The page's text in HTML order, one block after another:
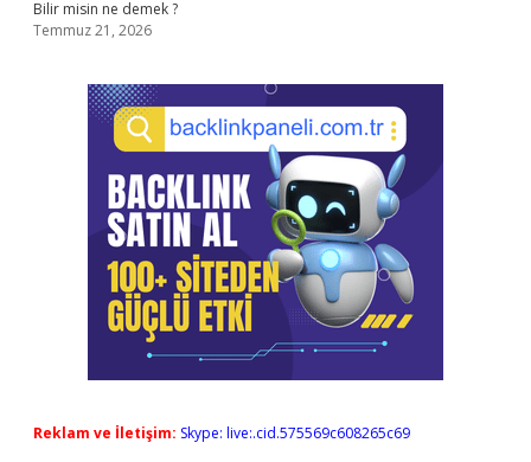
Bilir misin ne demek ?
Temmuz 21, 2026
Reklam ve İletişim: Skype: live:.cid.575569c608265c69